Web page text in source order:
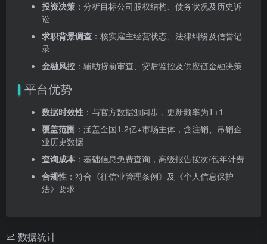
投资决策 ：分析目标公司股权结构、债务状况及历史诉
讼
求职背景调查 ：核实雇主经营状态、法律纠纷及信誉记
录
金融风控 ：辅助贷前审查、贷后监控及供应链金融决策
平台优势
数据时效性 ：与官方数据源同步，更新频率为T+1
覆盖范围 ：涵盖全国1.2亿+市场主体，含注销、吊销企
业历史数据
查询成本 ：基础信息免费查询，高级报告按次/包年计费
合规性 ：符合《征信业管理条例》及《个人信息保护
法》要求
数据统计